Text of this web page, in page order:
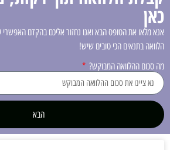
כאן
אנא מלאו את הטופס הבא ואנו נחזור אליכם בהקדם
הלוואה בתנאים הכי טובים שיש!
מה סכום ההלוואה המבוקש?
הבא